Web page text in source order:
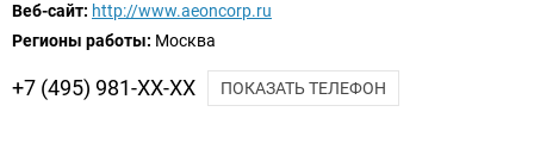
Веб-сайт: http://www.aeoncorp.ru
Регионы работы: Москва
+7 (495) 981-XX-XX ПОКАЗАТЬ ТЕЛЕФОН